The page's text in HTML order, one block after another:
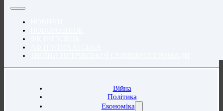
Війна
Політика
Економіка